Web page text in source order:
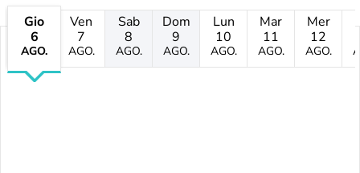
Gio
6
AGO.
Ven
7
AGO.
Sab
8
AGO.
Dom
9
AGO.
Lun
10
AGO.
Mar
11
AGO.
Mer
12
AGO.